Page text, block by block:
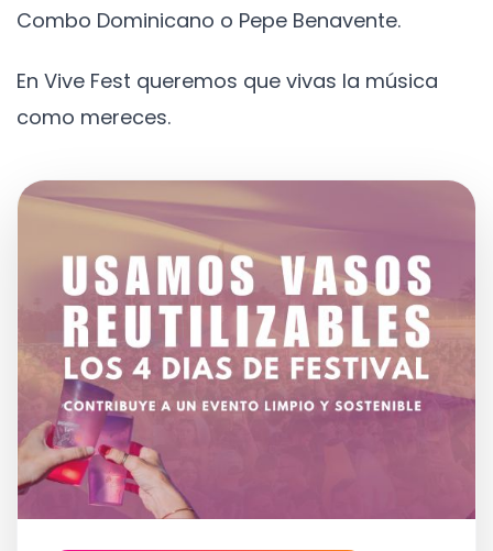
Combo Dominicano o Pepe Benavente.
En Vive Fest queremos que vivas la música
como mereces.